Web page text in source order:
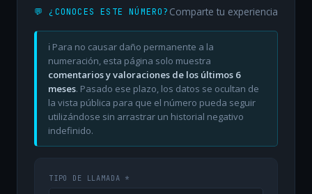
💬 ¿CONOCES ESTE NÚMERO? Comparte tu experiencia
ℹ️ Para no causar daño permanente a la
numeración, esta página solo muestra
comentarios y valoraciones de los últimos 6
meses. Pasado ese plazo, los datos se ocultan de
la vista pública para que el número pueda seguir
utilizándose sin arrastrar un historial negativo
indefinido.
TIPO DE LLAMADA *